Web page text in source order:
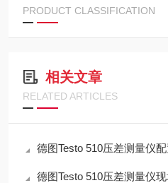
PRODUCT CLASSIFICATION
相关文章
RELATED ARTICLES
德图Testo 510压差测量仪
德图Testo 510压差测量仪